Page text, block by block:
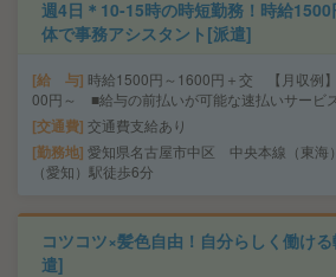
週4日＊10-15時の時短勤務！時給
体で事務アシスタント[派遣]
給 与 時給1500円～1600円＋交 【月収例
00円～ ■給与の前払いが可能な速払いサービ
交通費 交通費支給あり
勤務地 愛知県名古屋市中区 中央本線（東海
（愛知）駅徒歩6分
コツコツ×髪色自由！自分らしく働け
遣]